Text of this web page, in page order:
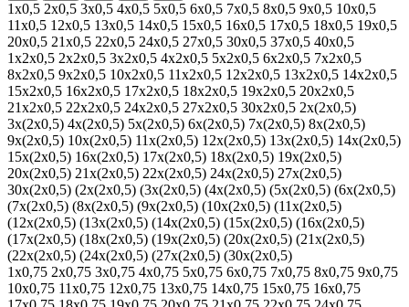
1х0,5 2х0,5 3х0,5 4х0,5 5х0,5 6х0,5 7х0,5 8х0,5 9х0,5 10х0,5
11х0,5 12х0,5 13х0,5 14х0,5 15х0,5 16х0,5 17х0,5 18х0,5 19х0,5
20х0,5 21х0,5 22х0,5 24х0,5 27х0,5 30х0,5 37х0,5 40х0,5
1х2х0,5 2х2х0,5 3х2х0,5 4х2х0,5 5х2х0,5 6х2х0,5 7х2х0,5
8х2х0,5 9х2х0,5 10х2х0,5 11х2х0,5 12х2х0,5 13х2х0,5 14х2х0,5
15х2х0,5 16х2х0,5 17х2х0,5 18х2х0,5 19х2х0,5 20х2х0,5
21х2х0,5 22х2х0,5 24х2х0,5 27х2х0,5 30х2х0,5 2х(2х0,5)
3х(2х0,5) 4х(2х0,5) 5х(2х0,5) 6х(2х0,5) 7х(2х0,5) 8х(2х0,5)
9х(2х0,5) 10х(2х0,5) 11х(2х0,5) 12х(2х0,5) 13х(2х0,5) 14х(2х0,5)
15х(2х0,5) 16х(2х0,5) 17х(2х0,5) 18х(2х0,5) 19х(2х0,5)
20х(2х0,5) 21х(2х0,5) 22х(2х0,5) 24х(2х0,5) 27х(2х0,5)
30х(2х0,5) (2х(2х0,5) (3х(2х0,5) (4х(2х0,5) (5х(2х0,5) (6х(2х0,5)
(7х(2х0,5) (8х(2х0,5) (9х(2х0,5) (10х(2х0,5) (11х(2х0,5)
(12х(2х0,5) (13х(2х0,5) (14х(2х0,5) (15х(2х0,5) (16х(2х0,5)
(17х(2х0,5) (18х(2х0,5) (19х(2х0,5) (20х(2х0,5) (21х(2х0,5)
(22х(2х0,5) (24х(2х0,5) (27х(2х0,5) (30х(2х0,5)
1х0,75 2х0,75 3х0,75 4х0,75 5х0,75 6х0,75 7х0,75 8х0,75 9х0,75
10х0,75 11х0,75 12х0,75 13х0,75 14х0,75 15х0,75 16х0,75